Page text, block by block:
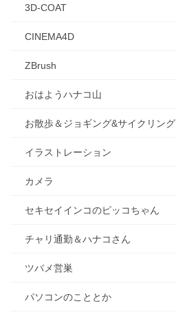
3D-COAT
CINEMA4D
ZBrush
おはようハナコ山
お散歩＆ジョギング&サイクリング
イラストレーション
カメラ
セキセイインコのピッコちゃん
チャリ通勤＆ハナコさん
ツバメ営巣
パソコンのこととか